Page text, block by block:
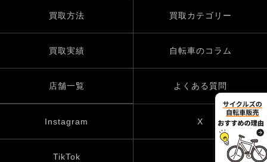
買取方法 買取カテゴリー
買取実績 自転車のコラム
店舗一覧 よくある質問
Instagram X
TikTok